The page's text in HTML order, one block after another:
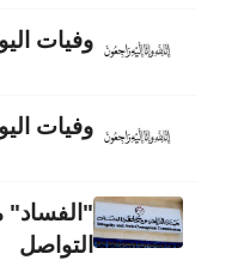
وفيات اليوم
وفيات اليوم
"الفساد"
التواصل